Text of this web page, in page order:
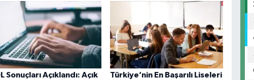
Sonuçları Açıklandı: Açık
Türkiye’nin En Başarılı Liseleri